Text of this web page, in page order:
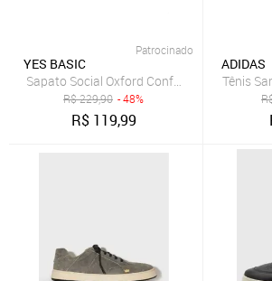
Patrocinado
YES BASIC
Sapato Social Oxford Confortável
R$229,90 - 48%
R$ 119,99
ADIDAS
Tênis